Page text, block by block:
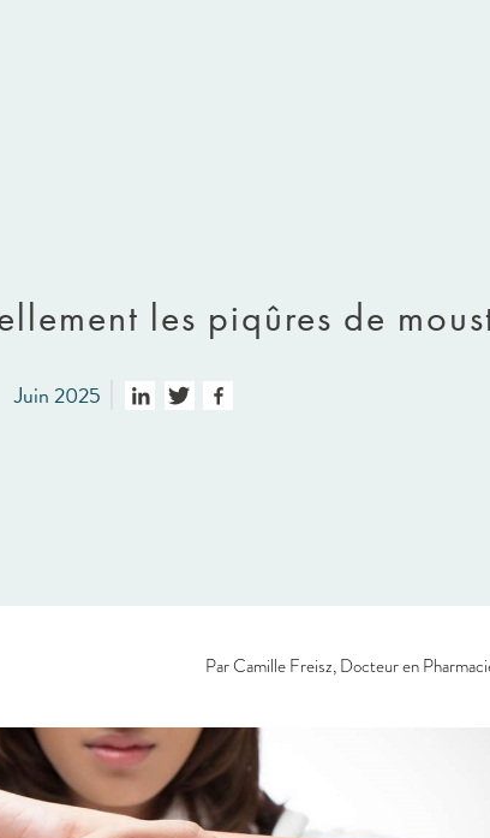
les piqûres de
Juin 2025
ParCamille Freisz, Docteur en